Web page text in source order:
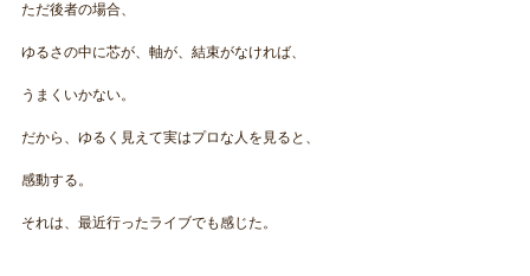
ただ後者の場合、
ゆるさの中に芯が、軸が、結束がなければ、
うまくいかない。
だから、ゆるく見えて実はプロな人を見ると、
感動する。
それは、最近行ったライブでも感じた。